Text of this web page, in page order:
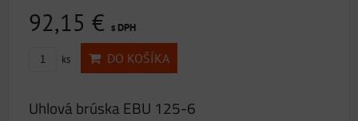
92,15 € s DPH
ks DO KOŠÍKA
Uhlová brúska EBU 125-6